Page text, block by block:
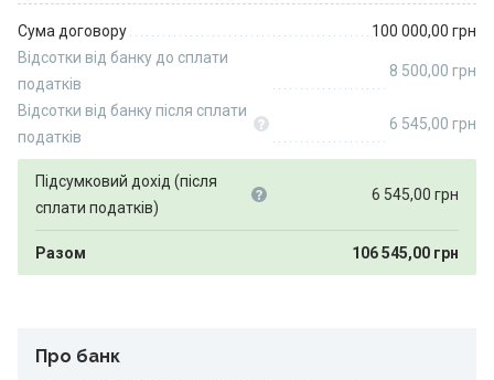
Сума договору 100 000,00 грн
Відсотки від банку до сплати
податків
8 500,00 грн
Відсотки від банку після сплати
податків
6 545,00 грн
Підсумковий дохід (після
сплати податків)
6 545,00 грн
Разом 106 545,00 грн
Про банк